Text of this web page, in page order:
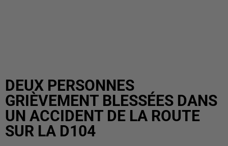
DEUX PERSONNES
GRIÈVEMENT BLESSÉES DANS
UN ACCIDENT DE LA ROUTE
SUR LA D104